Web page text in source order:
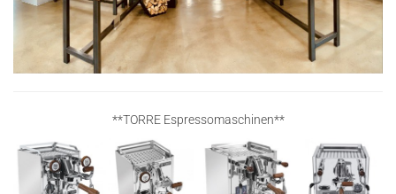
**TORRE Espressomaschinen**
IMS Präzisionssiebe zur Verbesserung der Crema und Extraktion.